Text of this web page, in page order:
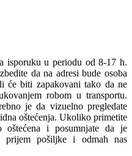
isporuku u periodu od 8-17 h.
da na adresi bude osoba
će biti zapakovani tako da ne
robom u transportu.
je da vizuelno pregledate
oštećenja. Ukoliko primetite
oštećena i posumnjate da je
prijem pošiljke i odmah nas